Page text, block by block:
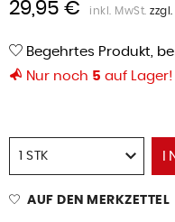
29,95 € inkl. MwSt.
Begehrtes Produkt,
Nur noch 5 auf Lager!
AUF DEN MERKZETTEL